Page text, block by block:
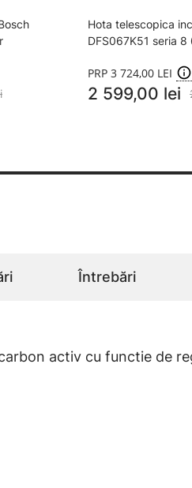
Hota telescopica
DFS067K51 seria
PRP 3 724,00 LEI
2 599,00 lei
Întrebări
activ cu functie de